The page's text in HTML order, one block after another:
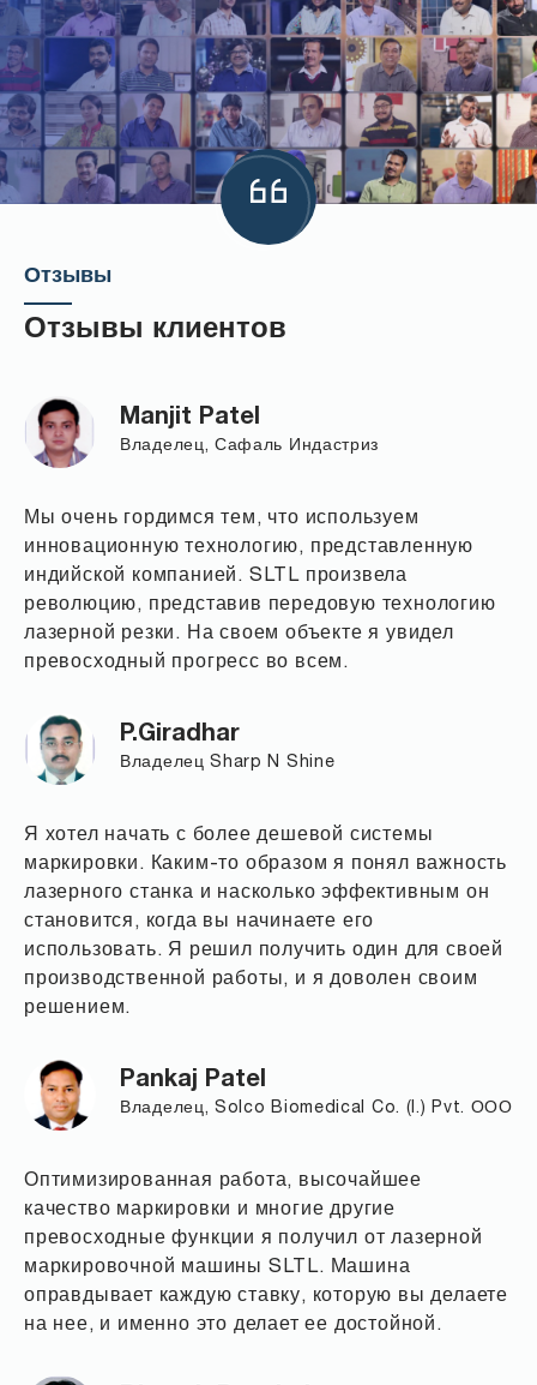
Отзывы
Отзывы клиентов
Manjit Patel
Владелец, Сафаль Индастриз
Мы очень гордимся тем, что используем
инновационную технологию, представленную
индийской компанией. SLTL произвела
революцию, представив передовую технологию
лазерной резки. На своем объекте я увидел
превосходный прогресс во всем.
P.Giradhar
Владелец Sharp N Shine
Я хотел начать с более дешевой системы
маркировки. Каким-то образом я понял важность
лазерного станка и насколько эффективным он
становится, когда вы начинаете его
использовать. Я решил получить один для своей
производственной работы, и я доволен своим
решением.
Pankaj Patel
Владелец, Solco Biomedical Co. (I.) Pvt. ООО
Оптимизированная работа, высочайшее
качество маркировки и многие другие
превосходные функции я получил от лазерной
маркировочной машины SLTL. Машина
оправдывает каждую ставку, которую вы делаете
на нее, и именно это делает ее достойной.